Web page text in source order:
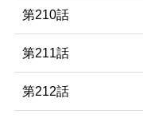
第210話
第211話
第212話